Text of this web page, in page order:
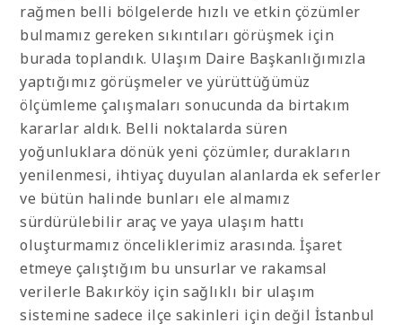
rağmen belli bölgelerde hızlı ve etkin çözümler
bulmamız gereken sıkıntıları görüşmek için
burada toplandık. Ulaşım Daire Başkanlığımızla
yaptığımız görüşmeler ve yürüttüğümüz
ölçümleme çalışmaları sonucunda da birtakım
kararlar aldık. Belli noktalarda süren
yoğunluklara dönük yeni çözümler, durakların
yenilenmesi, ihtiyaç duyulan alanlarda ek seferler
ve bütün halinde bunları ele almamız
sürdürülebilir araç ve yaya ulaşım hattı
oluşturmamız önceliklerimiz arasında. İşaret
etmeye çalıştığım bu unsurlar ve rakamsal
verilerle Bakırköy için sağlıklı bir ulaşım
sistemine sadece ilçe sakinleri için değil İstanbul